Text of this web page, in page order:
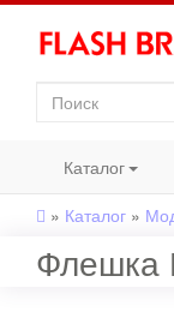
Каталог
» Каталог »
Флешка